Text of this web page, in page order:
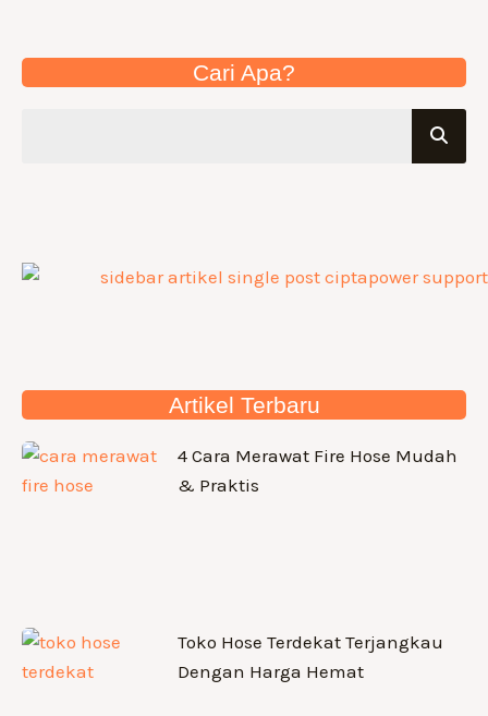
Cari Apa?
Artikel Terbaru
4 Cara Merawat Fire Hose Mudah
& Praktis
Toko Hose Terdekat Terjangkau
Dengan Harga Hemat